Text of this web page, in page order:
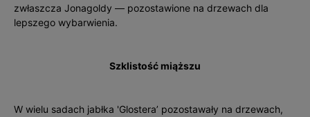
zwłaszcza Jonagoldy — pozostawione na drzewach dla
lepszego wybarwienia.
Szklistość miąższu
W wielu sadach jabłka 'Glostera’ pozostawały na drzewach,